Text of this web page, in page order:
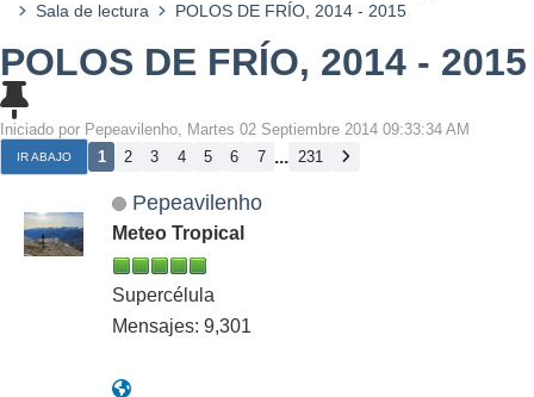
Sala de lectura
POLOS DE FRÍO, 2014 - 2015
POLOS DE FRÍO, 2014 - 2015
Iniciado por Pepeavilenho, Martes 02 Septiembre 2014 09:33:34 AM
IR ABAJO 1 2 3 4 5 6 7 ... 231
Pepeavilenho
Meteo Tropical
Supercélula
Mensajes: 9,301